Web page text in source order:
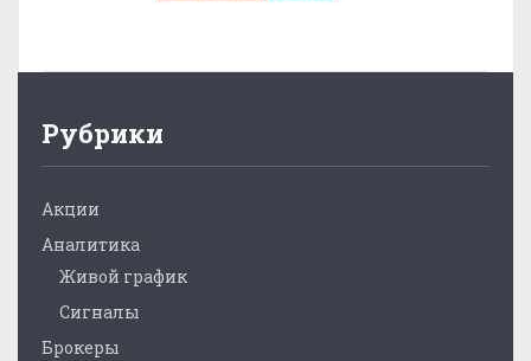
Рубрики
Акции
Аналитика
Живой график
Сигналы
Брокеры